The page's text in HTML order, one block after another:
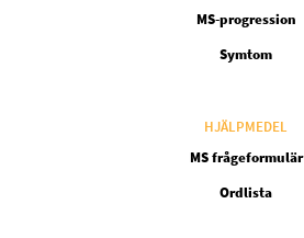
MS-progression
Symtom
HJÄLPMEDEL
MS frågeformulär
Ordlista